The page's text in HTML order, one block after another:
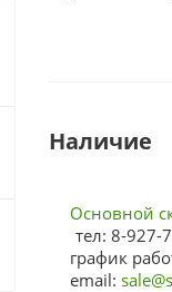
Наличие
Основной
тел: 8-927-
график
email: